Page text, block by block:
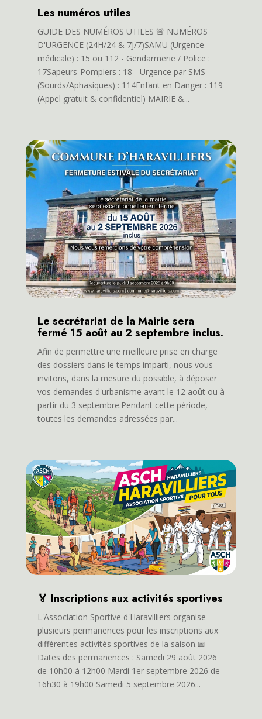
Les numéros utiles
GUIDE DES NUMÉROS UTILES 🚨 NUMÉROS
D'URGENCE (24H/24 & 7J/7)SAMU (Urgence
médicale) : 15 ou 112 - Gendarmerie / Police :
17Sapeurs-Pompiers : 18 - Urgence par SMS
(Sourds/Aphasiques) : 114Enfant en Danger : 119
(Appel gratuit & confidentiel) MAIRIE &...
Le secrétariat de la Mairie sera
fermé 15 août au 2 septembre inclus.
Afin de permettre une meilleure prise en charge
des dossiers dans le temps imparti, nous vous
invitons, dans la mesure du possible, à déposer
vos demandes d'urbanisme avant le 12 août ou à
partir du 3 septembre.Pendant cette période,
toutes les demandes adressées par...
🏅 Inscriptions aux activités sportives
L'Association Sportive d'Haravilliers organise
plusieurs permanences pour les inscriptions aux
différentes activités sportives de la saison.📅
Dates des permanences : Samedi 29 août 2026
de 10h00 à 12h00 Mardi 1er septembre 2026 de
16h30 à 19h00 Samedi 5 septembre 2026...